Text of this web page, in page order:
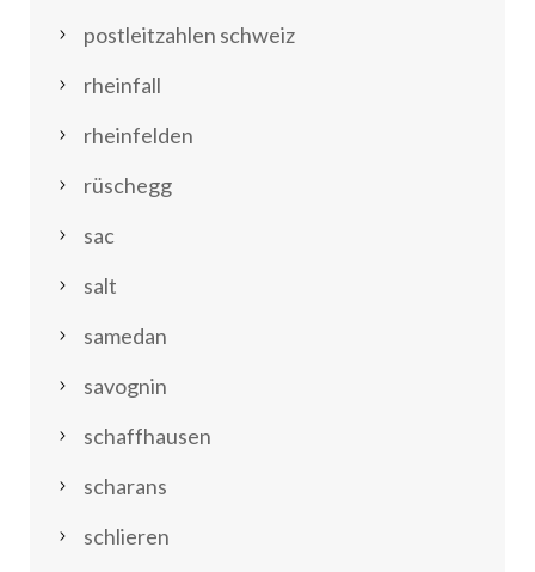
postleitzahlen schweiz
rheinfall
rheinfelden
rüschegg
sac
salt
samedan
savognin
schaffhausen
scharans
schlieren